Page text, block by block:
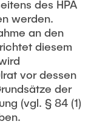
des HPA
werden.
an den
diesem
vor dessen
der
(vgl. § 84 (1)